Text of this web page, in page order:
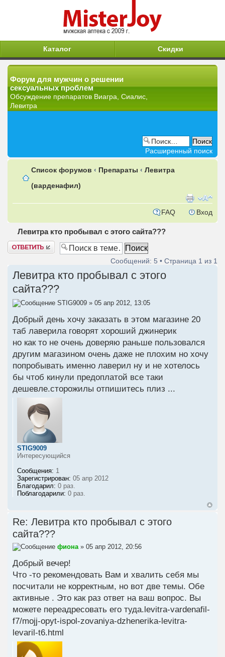
Каталог Скидки
Форум для мужчин о решении
сексуальных проблем
Обсуждение препаратов Виагра, Сиалис,
Левитра
Расширенный поиск
Список форумов ‹ Препараты ‹ Левитра
(варденафил)
FAQ Вход
Левитра кто пробывал с этого сайта???
Ответить
Сообщений: 5 • Страница 1 из 1
Левитра кто пробывал с этого
сайта???
STIG9009 » 05 апр 2012, 13:05
Добрый день хочу заказать в этом магазине 20
таб лаверила говорят хороший джинерик
но как то не очень доверяю раньше пользовался
другим магазином очень даже не плохим но хочу
попробывать именно лаверил ну и не хотелось
бы чтоб кинули предоплатой все таки
дешевле.сторожилы отпишитесь плиз ...
STIG9009
Интересующийся
Сообщения: 1
Зарегистрирован: 05 апр 2012
Благодарил: 0 раз.
Поблагодарили: 0 раз.
Re: Левитра кто пробывал с этого
сайта???
фиона » 05 апр 2012, 20:56
Добрый вечер!
Что -то рекомендовать Вам и хвалить себя мы
посчитали не корректным, но вот две темы. Обе
активные . Это как раз ответ на ваш вопрос. Вы
можете переадресовать его туда.levitra-vardenafil-
f7/mojj-opyt-ispol-zovaniya-dzhenerika-levitra-
levaril-t6.html